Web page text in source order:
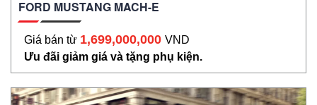
FORD MUSTANG MACH-E
Giá bán từ 1,699,000,000 VND
Ưu đãi giảm giá và tặng phụ kiện.